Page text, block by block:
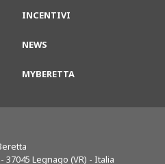
INCENTIVI
NEWS
MYBERETTA
- 37045 Legnago (VR) - Italia